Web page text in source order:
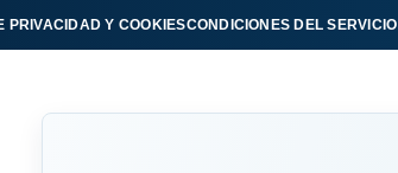
PRIVACIDAD Y COOKIESCONDICIONES DEL SERVICIO